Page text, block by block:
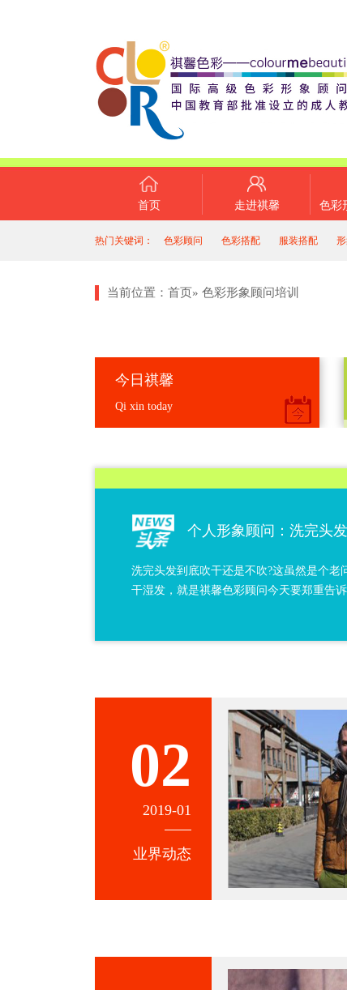
首页 走进祺馨 色彩
热门关键词： 色彩顾问 色彩搭配 服装搭配
当前位置： 首页» 色彩形象顾问培训
今日祺馨
Qi xin today
个人形象顾问：洗完头
洗完头发到底吹干还是不吹?这虽然是个
干湿发，就是祺馨色彩顾问今天要郑重告
02
2019-01
业界动态